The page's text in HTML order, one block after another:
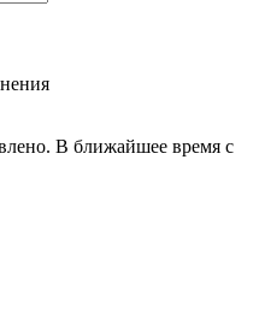
В ближайшее время с